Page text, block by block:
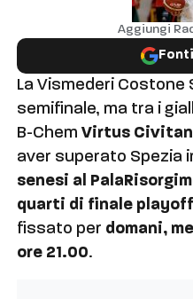
Aggiungi
La Vismederi Costone
semifinale, ma tra i
B-ChemVirtus
aver superato Spezia
senesi al
quarti di finale playoff
fissato per domani,
ore 21.00.